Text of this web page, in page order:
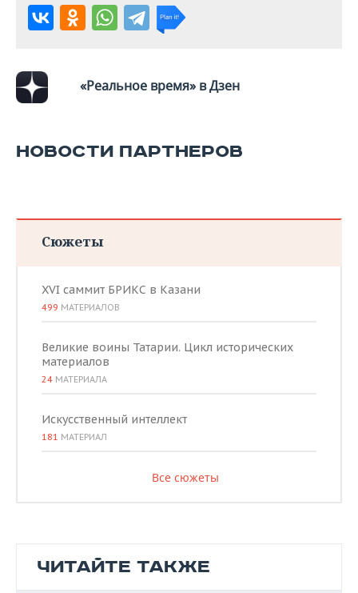
«Реальное время» в Дзен
НОВОСТИ ПАРТНЕРОВ
Сюжеты
XVI саммит БРИКС в Казани
499 МАТЕРИАЛОВ
Великие воины Татарии. Цикл исторических
материалов
24 МАТЕРИАЛА
Искусственный интеллект
181 МАТЕРИАЛ
Все сюжеты
ЧИТАЙТЕ ТАКЖЕ